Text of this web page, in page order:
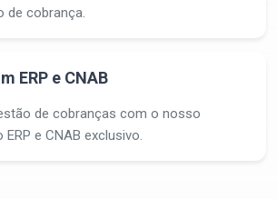
de cobrança.
ERP e CNAB
de cobranças com o nosso
e CNAB exclusivo.